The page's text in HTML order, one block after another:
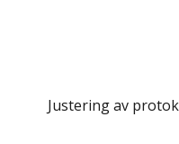
Justering av